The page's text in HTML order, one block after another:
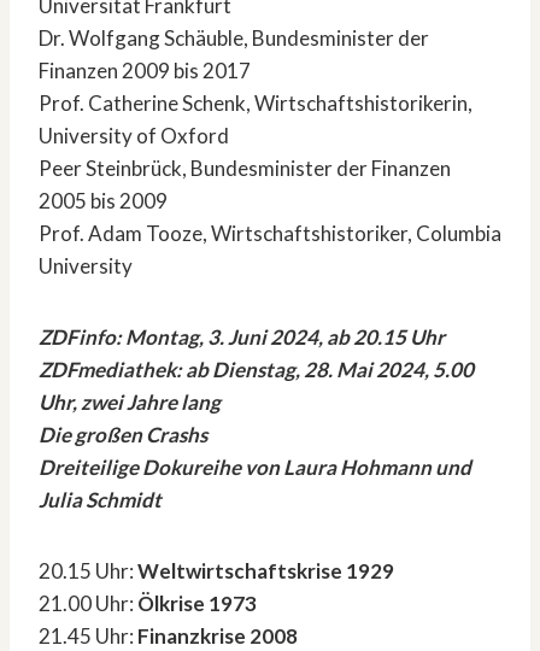
Universität Frankfurt
Dr. Wolfgang Schäuble, Bundesminister der
Finanzen 2009 bis 2017
Prof. Catherine Schenk, Wirtschaftshistorikerin,
University of Oxford
Peer Steinbrück, Bundesminister der Finanzen
2005 bis 2009
Prof. Adam Tooze, Wirtschaftshistoriker, Columbia
University
ZDFinfo: Montag, 3. Juni 2024, ab 20.15 Uhr
ZDFmediathek: ab Dienstag, 28. Mai 2024, 5.00
Uhr, zwei Jahre lang
Die großen Crashs
Dreiteilige Dokureihe von Laura Hohmann und
Julia Schmidt
20.15 Uhr:Weltwirtschaftskrise 1929
21.00 Uhr: Ölkrise 1973
21.45 Uhr: Finanzkrise 2008